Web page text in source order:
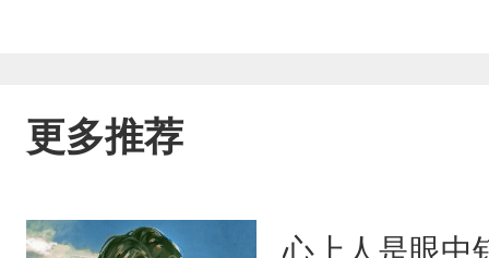
更多推荐
心上人是眼中